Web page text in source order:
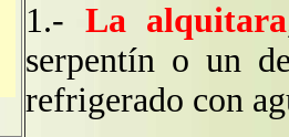
1.- La alquitara
serpentín o un
refrigerado con